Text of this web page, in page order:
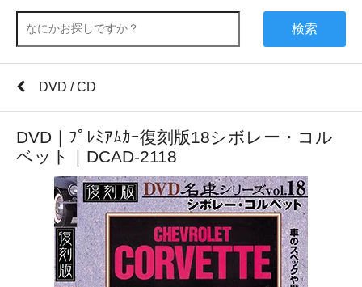
検索
DVD / CD
DVD｜ﾌﾟﾚﾐｱﾑｶｰ復刻版18シボレー・コル
ベット｜DCAD-2118